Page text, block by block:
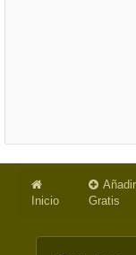
Inicio
Gratis